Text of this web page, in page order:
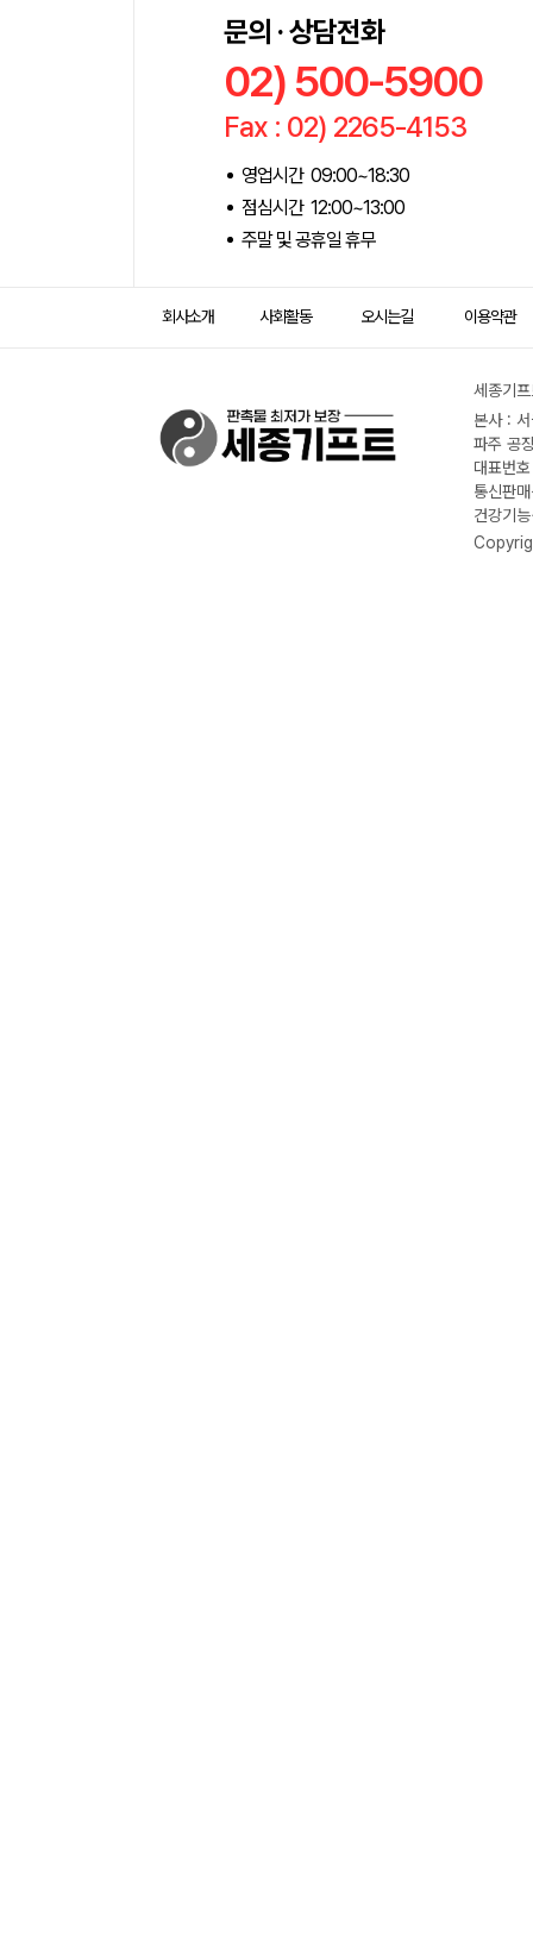
문의 · 상담전화
02) 500-5900
Fax : 02) 2265-4153
영업시간 09:00~18:30
점심시간 12:00~13:00
주말 및 공휴일 휴무
회사소개 사회활동 오시는길 이용약관
세종기
본사 :
파주 공
대표번
통신판
건강기